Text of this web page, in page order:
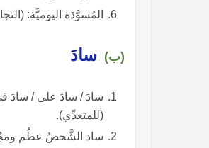
المُسوَّدَة اليوميَّة:
(ب) سادَ
سادَ / سادَ على / سادَ
(للمتعدِّي).
ساد الشَّخصُ عظُم